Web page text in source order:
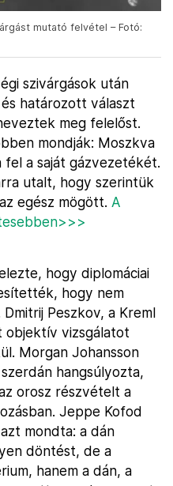
mutató felvétel – Fotó:
szivárgások után
határozott választ
meg felelőst.
mondják: Moszkva
a saját gázvezetékét.
utalt, hogy szerintük
egész mögött. A
hogy diplomáciai
hogy nem
Peszkov, a Kreml
objektív vizsgálatot
Morgan Johansson
hangsúlyozta,
orosz részvételt a
Jeppe Kofod
mondta: a dán
döntést, de a
hanem a dán, a